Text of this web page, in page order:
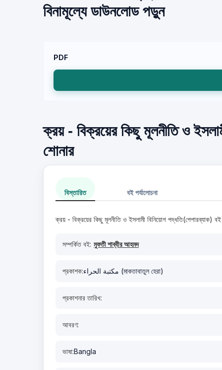
বিনামূল্যে ডাউনলোড পড়ুন
PDF
ক্রয় - বিক্রয়ের কিছু মূলনীতি ও
শোনার
বিস্তারিত বই পর্যালোচনা
ক্রয় - বিক্রয়ের কিছু মূলনীতি ও ইসলামী বিনিয়োগ পদ্ধতি(পেপারব্যাক) বই
সম্পর্কিত বই: মুফতী শাব্বীর আহমদ
প্রকাশক: مكتبة الحراء (মাকতাবাতুল হেরা)
প্রকাশনার তারিখ:
আবরণ:
ভাষা:Bangla